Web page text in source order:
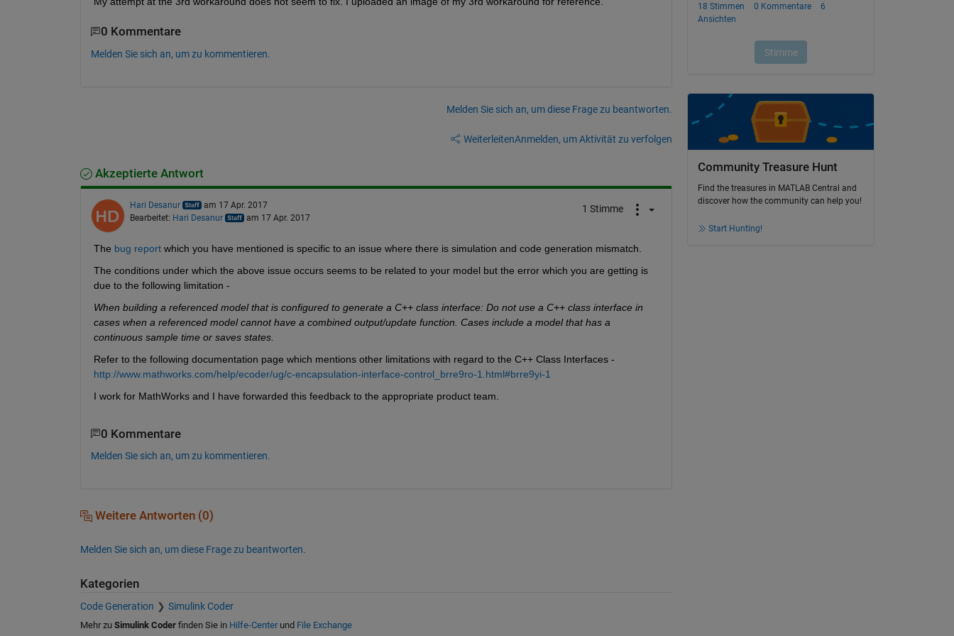
0 Kommentare
Melden Sie sich an, um zu kommentieren.
Melden Sie sich an, um diese Frage zu beantworten.
WeiterleitenAnmelden, um Aktivität zu verfolgen
Akzeptierte Antwort
Hari Desanur
am 17 Apr. 2017
Bearbeitet: Hari Desanur am 17 Apr. 2017
1 Stimme
The bug report which you have mentioned is specific to an issue where there is simulation and code generation mismatch.
The conditions under which the above issue occurs seems to be related to your model but the error which you are getting is
due to the following limitation -
When building a referenced model that is configured to generate a C++ class interface: Do not use a C++ class interface in
cases when a referenced model cannot have a combined output/update function. Cases include a model that has a
continuous sample time or saves states.
Refer to the following documentation page which mentions other limitations with regard to the C++ Class Interfaces -
http://www.mathworks.com/help/ecoder/ug/c-encapsulation-interface-control_brre9ro-1.html#brre9yi-1
I work for MathWorks and I have forwarded this feedback to the appropriate product team.
0 Kommentare
Melden Sie sich an, um zu kommentieren.
Weitere Antworten (0)
Melden Sie sich an, um diese Frage zu beantworten.
Kategorien
Code Generation Simulink Coder
Mehr zu Simulink Coderfinden Sie in Hilfe-Centerund File Exchange
Community Treasure Hunt
Find the treasures in MATLAB Central and
discover how the community can help you!
Start Hunting!